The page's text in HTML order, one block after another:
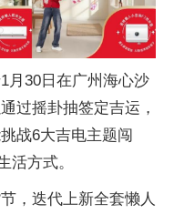
月30日在广州海心沙
过摇卦抽签定吉运，
战6大吉电主题闯
活方式。
，迭代上新全套懒人